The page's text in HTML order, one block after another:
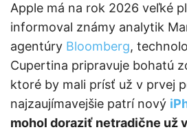
Apple má na rok 2026 veľké
informoval známy analytik
agentúry Bloomberg,
Cupertina pripravuje bohatú
ktoré by mali prísť už v prvej
najzaujímavejšie patrí nový
mohol doraziť netradične už